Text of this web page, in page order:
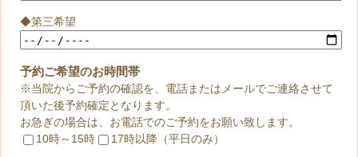
◆第三希望
予約ご希望のお時間帯
※当院からご予約の確認を、電話またはメールでご連絡させて
頂いた後予約確定となります。
お急ぎの場合は、お電話でのご予約をお願い致します。
10時～15時
17時以降（平日のみ）